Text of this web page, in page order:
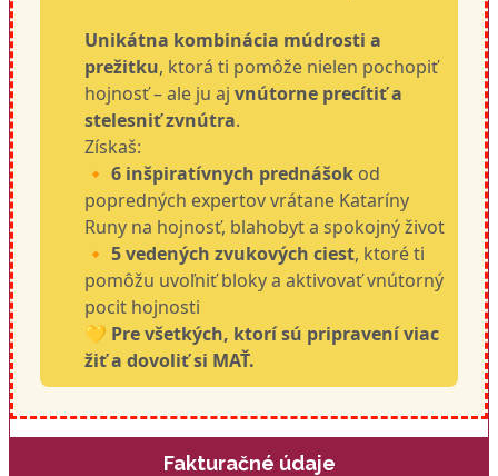
Unikátna kombinácia múdrosti a
prežitku, ktorá ti pomôže nielen pochopiť
hojnosť – ale ju aj vnútorne precítiť a
stelesniť zvnútra.
Získaš:
🔸 6 inšpiratívnych prednášok od
popredných expertov vrátane Kataríny
Runy na hojnosť, blahobyt a spokojný život
🔸 5 vedených zvukových ciest, ktoré ti
pomôžu uvoľniť bloky a aktivovať vnútorný
pocit hojnosti
💛 Pre všetkých, ktorí sú pripravení viac
žiť a dovoliť si MAŤ.
Fakturačné údaje